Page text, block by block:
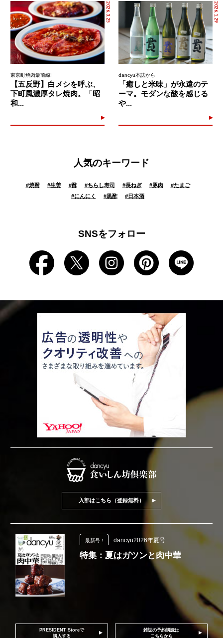
2026.3.25
東京町焼肉最前線!
【五反野】白メシを呼ぶ、
下町風濃厚タレ焼肉。「昭
和...
2026.1.29
dancyu本誌から
「癒しと米味」が永遠のテ
ーマ。モダンな酸を感じる
や...
人気のキーワード
#焼酎 #生姜 #酢 #ちらし寿司 #長ねぎ #豚肉 #たまご
#にんにく #黒酢 #日本酒
SNSをフォロー
入部はこちら（登録無料）
最新号！ dancyu2026年夏号
特集：夏はガツンと肉中華
PRESIDENT Storeで
購入する
雑誌の予約購読は
こちらから